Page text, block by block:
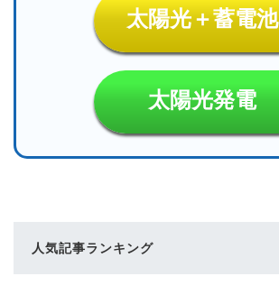
太陽光＋蓄電池
太陽光発電
人気記事ランキング